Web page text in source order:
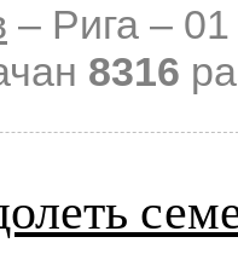
– Рига –
8316